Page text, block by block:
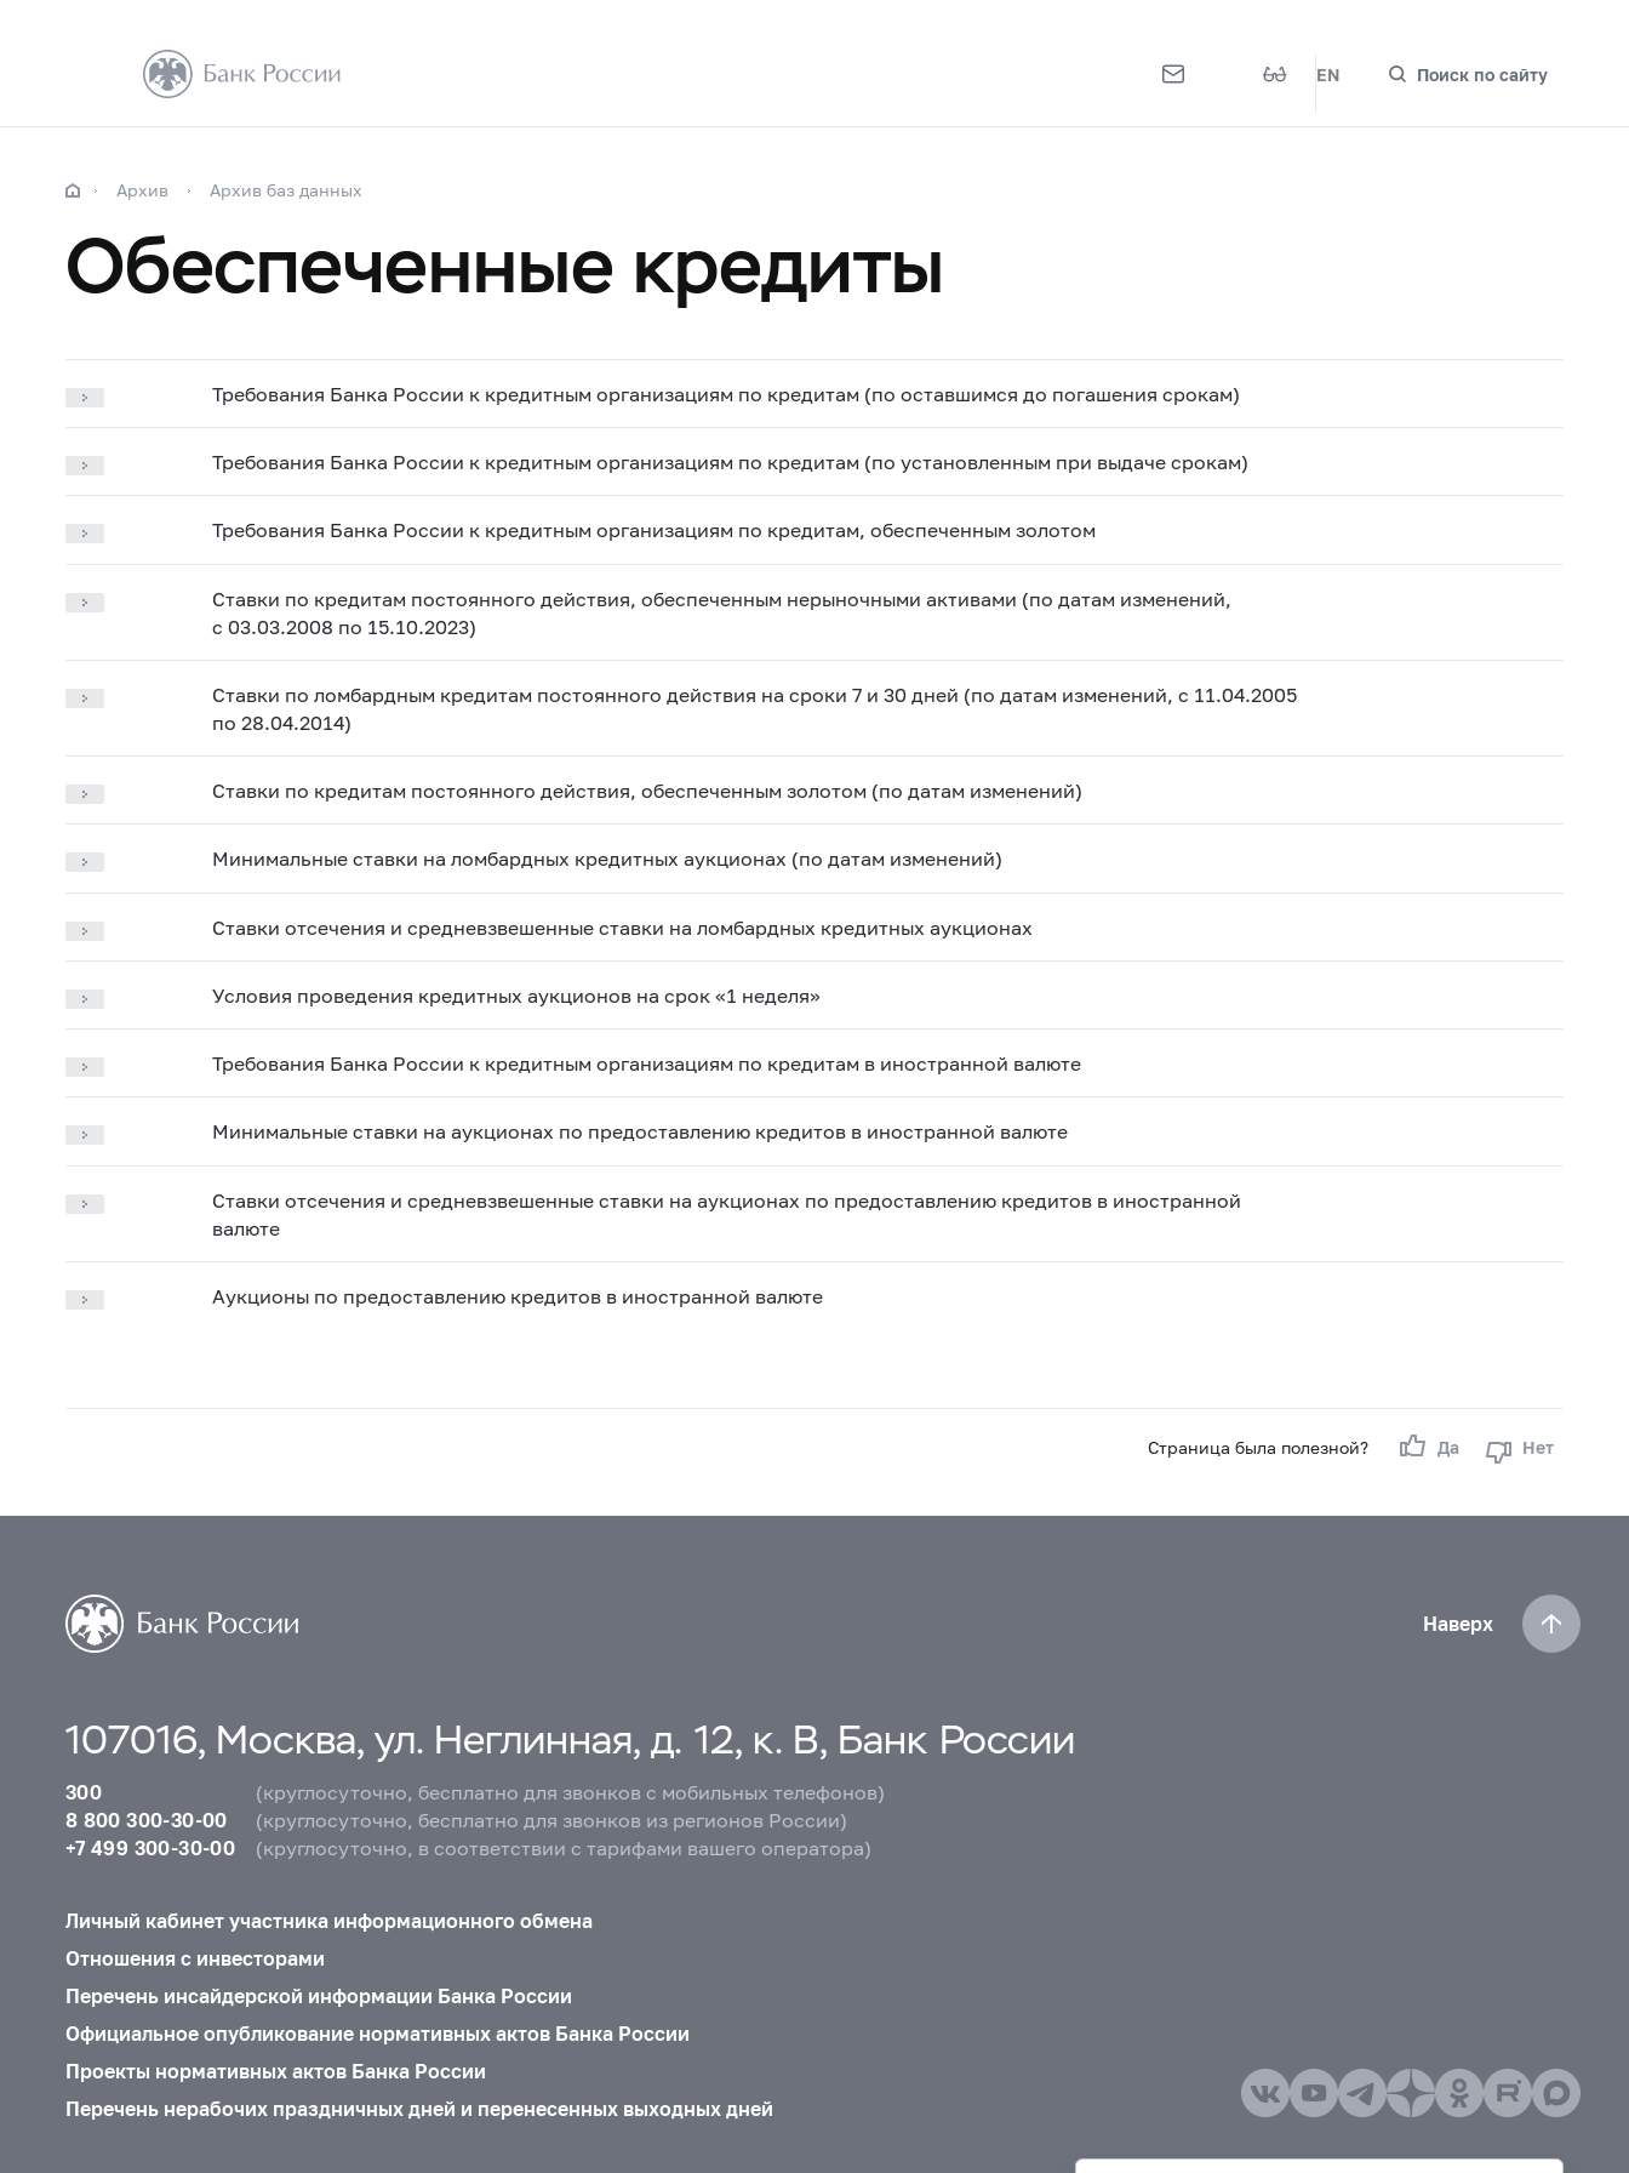
EN Поиск по сайту
Архив Архив баз данных
Обеспеченные кредиты
Требования Банка России к кредитным организациям по кредитам (по оставшимся до погашения срокам)
Требования Банка России к кредитным организациям по кредитам (по установленным при выдаче срокам)
Требования Банка России к кредитным организациям по кредитам, обеспеченным золотом
Ставки по кредитам постоянного действия, обеспеченным нерыночными активами (по датам изменений,
с 03.03.2008 по 15.10.2023)
Ставки по ломбардным кредитам постоянного действия на сроки 7 и 30 дней (по датам изменений, с 11.04.2005
по 28.04.2014)
Ставки по кредитам постоянного действия, обеспеченным золотом (по датам изменений)
Минимальные ставки на ломбардных кредитных аукционах (по датам изменений)
Ставки отсечения и средневзвешенные ставки на ломбардных кредитных аукционах
Условия проведения кредитных аукционов на срок «1 неделя»
Требования Банка России к кредитным организациям по кредитам в иностранной валюте
Минимальные ставки на аукционах по предоставлению кредитов в иностранной валюте
Ставки отсечения и средневзвешенные ставки на аукционах по предоставлению кредитов в иностранной
валюте
Аукционы по предоставлению кредитов в иностранной валюте
Страница была полезной? Да Нет
Наверх
107016, Москва, ул. Неглинная, д. 12, к. В, Банк России
300
(круглосуточно, бесплатно для звонков с мобильных телефонов)
8 800 300-30-00
(круглосуточно, бесплатно для звонков из регионов России)
+7 499 300-30-00
(круглосуточно, в соответствии с тарифами вашего оператора)
Личный кабинет участника информационного обмена
Отношения с инвесторами
Перечень инсайдерской информации Банка России
Официальное опубликование нормативных актов Банка России
Проекты нормативных актов Банка России
Перечень нерабочих праздничных дней и перенесенных выходных дней